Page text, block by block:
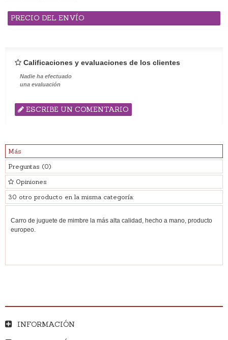
PRECIO DEL ENVÍO
Calificaciones y evaluaciones de los clientes
Nadie ha efectuado
una evaluación
ESCRIBE UN COMENTARIO
Más
Preguntas (0)
Opiniones
30 otro producto en la misma categoría:
Carro de juguete de mimbre la más alta calidad, hecho a mano, producto
europeo.
INFORMACIÓN